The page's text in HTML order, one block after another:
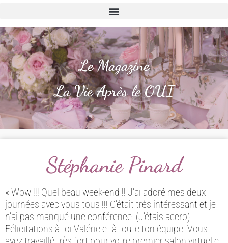
Le Magazine
La Vie Après le OUI
Stéphanie Pinard
« Wow !!! Quel beau week-end !! J’ai adoré mes deux
journées avec vous tous !!! C’était très intéressant et je
n’ai pas manqué une conférence. (J’étais accro)
Félicitations à toi Valérie et à toute ton équipe. Vous